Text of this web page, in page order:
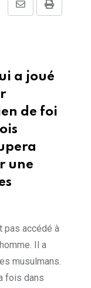
Print
Share
a joué
de foi
une
pas accédé à
Il a
musulmans.
fois dans